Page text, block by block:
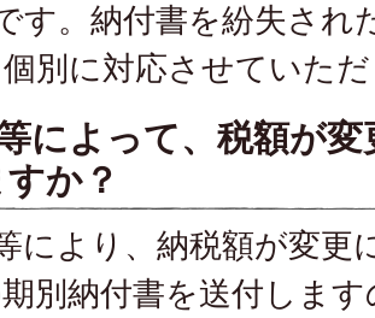
す。納付書を紛失され
別に対応させていた
によって、税額が
か？
により、納税額が変更
別納付書を送付しま